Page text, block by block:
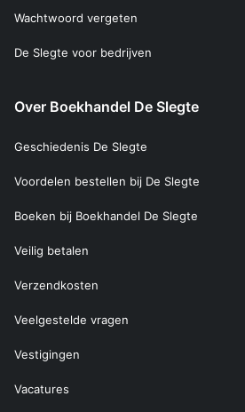
Wachtwoord vergeten
De Slegte voor bedrijven
Over Boekhandel De Slegte
Geschiedenis De Slegte
Voordelen bestellen bij De Slegte
Boeken bij Boekhandel De Slegte
Veilig betalen
Verzendkosten
Veelgestelde vragen
Vestigingen
Vacatures